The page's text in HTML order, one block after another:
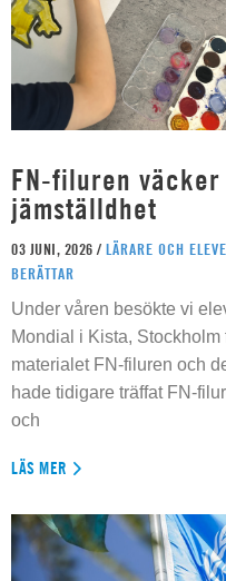
FN-filuren väcker
jämställdhet
03 JUNI, 2026 / LÄRARE OCH
BERÄTTAR
Under våren besökte vi
Mondial i Kista,
materialet FN-filuren och
hade tidigare träffat FN-
och
LÄS MER